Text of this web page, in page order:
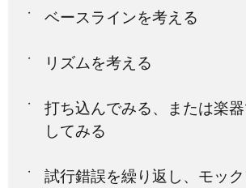
ベースラインを考える
リズムを考える
打ち込んでみる、または楽
してみる
試行錯誤を繰り返し、モッ